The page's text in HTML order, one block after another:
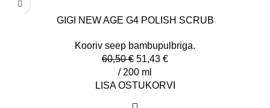
GIGI NEW AGE G4 POLISH SCRUB
Kooriv seep bambupulbriga.
60,50€ 51,43 €
/ 200 ml
LISA OSTUKORVI